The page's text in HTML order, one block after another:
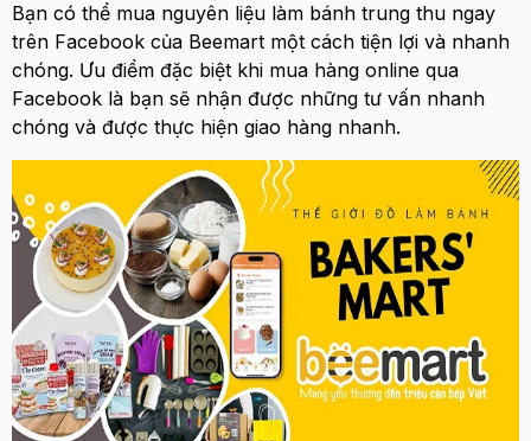
Bạn có thể mua nguyên liệu làm bánh trung thu ngay
trên Facebook của Beemart một cách tiện lợi và nhanh
chóng. Ưu điểm đặc biệt khi mua hàng online qua
Facebook là bạn sẽ nhận được những tư vấn nhanh
chóng và được thực hiện giao hàng nhanh.